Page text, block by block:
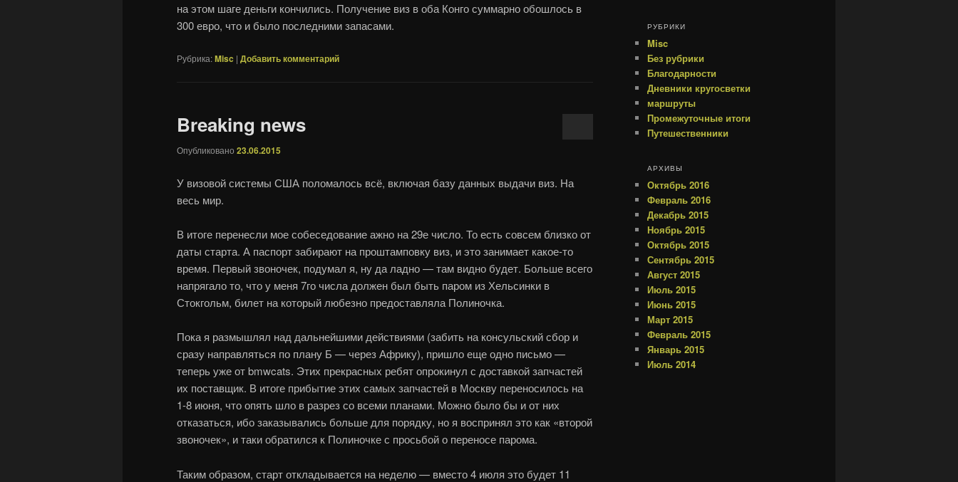
на этом шаге деньги кончились. Получение виз в оба Конго суммарно обошлось в
300 евро, что и было последними запасами.
Рубрика:Misc | Добавить комментарий
Breaking news
Опубликовано 23.06.2015
У визовой системы США поломалось всё, включая базу данных выдачи виз. На
весь мир.
В итоге перенесли мое собеседование ажно на 29е число. То есть совсем близко от
даты старта. А паспорт забирают на проштамповку виз, и это занимает какое-то
время. Первый звоночек, подумал я, ну да ладно — там видно будет. Больше всего
напрягало то, что у меня 7го числа должен был быть паром из Хельсинки в
Стокгольм, билет на который любезно предоставляла Полиночка.
Пока я размышлял над дальнейшими действиями (забить на консульский сбор и
сразу направляться по плану Б — через Африку), пришло еще одно письмо —
теперь уже от bmwcats. Этих прекрасных ребят опрокинул с доставкой запчастей
их поставщик. В итоге прибытие этих самых запчастей в Москву переносилось на
1-8 июня, что опять шло в разрез со всеми планами. Можно было бы и от них
отказаться, ибо заказывались больше для порядку, но я воспринял это как «второй
звоночек», и таки обратился к Полиночке с просьбой о переносе парома.
Таким образом, старт откладывается на неделю — вместо 4 июля это будет 11
РУБРИКИ
Misc
Без рубрики
Благодарности
Дневники кругосветки
маршруты
Промежуточные итоги
Путешественники
АРХИВЫ
Октябрь 2016
Февраль 2016
Декабрь 2015
Ноябрь 2015
Октябрь 2015
Сентябрь 2015
Август 2015
Июль 2015
Июнь 2015
Март 2015
Февраль 2015
Январь 2015
Июль 2014